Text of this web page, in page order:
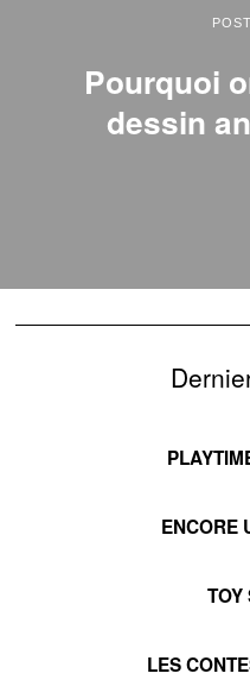
Pourquoi
dessin
ENCORE
TOY
LES